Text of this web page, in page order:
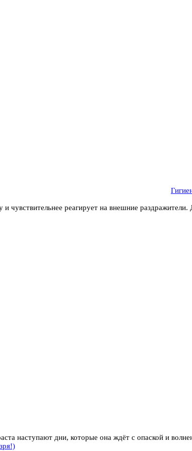
чувствительнее реагирует на внешние
наступают дни, которые она ждёт с опаской и